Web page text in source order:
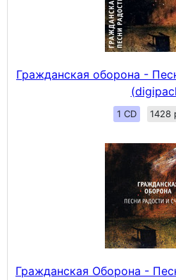
Гражданская оборона -
1 CD 1428
Гражданская Оборона -